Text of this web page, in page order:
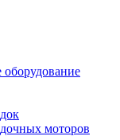
моторов